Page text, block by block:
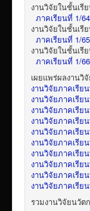
งานวิจัยในชั้นเรี
ภาคเรียนที่ 1/64
งานวิจัยในชั้นเรี
ภาคเรียนที่ 1/65
งานวิจัยในชั้นเรี
ภาคเรียนที่ 1/66
เผยแพร่ผลงานวิ
งานวิจัยภาคเรีย
งานวิจัยภาคเรีย
งานวิจัยภาคเรีย
งานวิจัยภาคเรีย
งานวิจัยภาคเรีย
งานวิจัยภาคเรีย
งานวิจัยภาคเรีย
งานวิจัยภาคเรีย
งานวิจัยภาคเรีย
งานวิจัยภาคเรีย
รวมงานวิจัยนวัต